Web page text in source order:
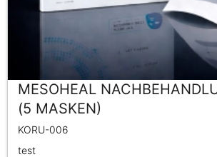
MESOHEAL
(5 MASKEN)
KORU-006
test